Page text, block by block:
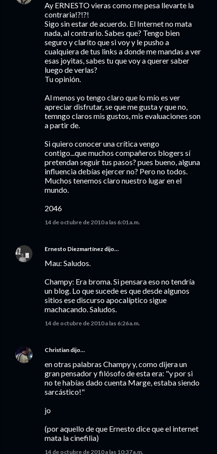
Ay ERNESTO vieras como me pesa llevarte la
contraria!?!?!
Sigo sin estar de acuerdo. El Internet no mata
nada, al contrario. Sabes que? Tengo bien
seguro y clarito que si voy y le pusho a
cualquiera de tus links a donde me mandas a ver
esas joyitas, sabes tu que voy a querer saber
luego de verlas?
Tu opinión.
Al menos yo tengo claro que lo mío es ver
apreciar disfrutar, se que me gusta y que no,
temngo claros mis gustos, mis evaluaciones son
a partir de.
Si quiero conocer una crítica vengo
contigo...que muchos compañeros blogers sí
pretendan seguir tus pasos? pues bueno, alguna
influencia debías ejercer no? Pero no todos.
Muchos tenemos claro nuestro lugar en el
mundo.
2046
14 de octubre de 2010 a las 6:01 a.m.
Ernesto Diezmartínez dijo…
Mau: Saludos.
Champy: Era broma. Si pensara eso no tendría
un blog. Lo que sucede es que desde algunos
sitios ese discurso apocalíptico sigue
machacando. Saludos.
14 de octubre de 2010 a las 6:26 a.m.
Christian dijo…
en otras palabras Champy y, como dijera un
gran pensador y filósofo de esta era: "y por si
no te habías dado cuenta Marge, estaba siendo
sarcástico!"
jo
(por aquello de que Ernesto dice que el internet
mata la cinefilia)
14 de octubre de 2010 a las 10:37 a.m.